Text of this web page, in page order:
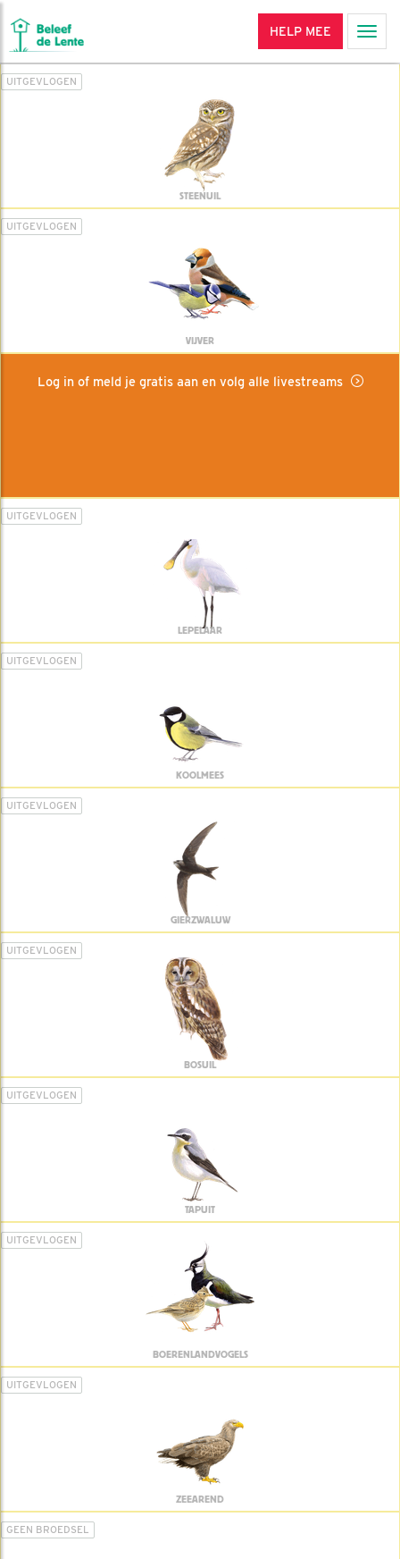
HELP MEE
UITGEVLOGEN
STEENUIL
UITGEVLOGEN
VIJVER
Log in of meld je gratis aan en volg alle livestreams
UITGEVLOGEN
LEPELAAR
UITGEVLOGEN
KOOLMEES
UITGEVLOGEN
GIERZWALUW
UITGEVLOGEN
BOSUIL
UITGEVLOGEN
TAPUIT
UITGEVLOGEN
BOERENLANDVOGELS
UITGEVLOGEN
ZEEAREND
GEEN BROEDSEL